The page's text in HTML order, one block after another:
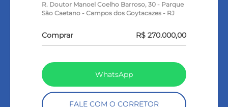
R. Doutor Manoel Coelho Barroso, 30 - Parque
São Caetano - Campos dos Goytacazes - RJ
Comprar R$ 270.000,00
WhatsApp
FALE COM O CORRETOR